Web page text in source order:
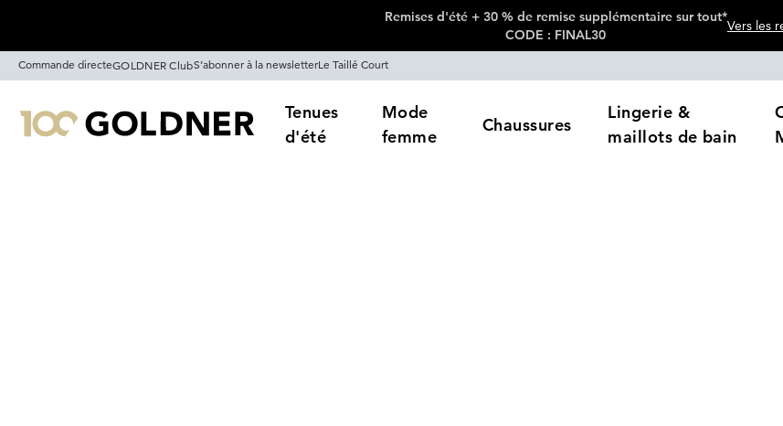
Remises d'été + 30 % de remise supplémentaire sur tout*
CODE : FINAL30
Vers les
Commande directeGOLDNER ClubS’abonner à la newsletterLe Taillé Court
Tenues
d'été
Mode
femme
Chaussures
Lingerie &
maillots de bain